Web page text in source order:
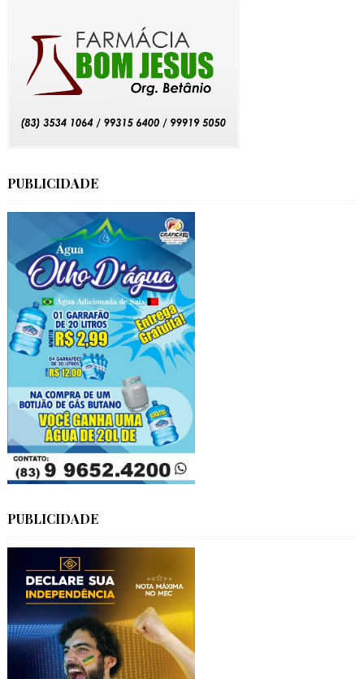
PUBLICIDADE
PUBLICIDADE